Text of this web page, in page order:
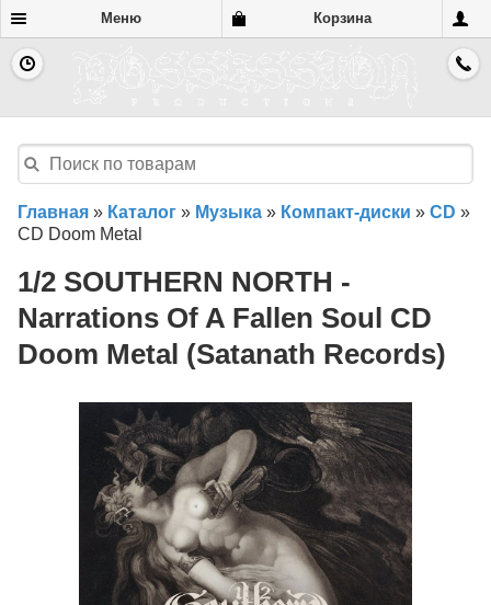
Меню Корзина
Главная » Каталог » Музыка » Компакт-диски » CD »
CD Doom Metal
1/2 SOUTHERN NORTH -
Narrations Of A Fallen Soul CD
Doom Metal (Satanath Records)